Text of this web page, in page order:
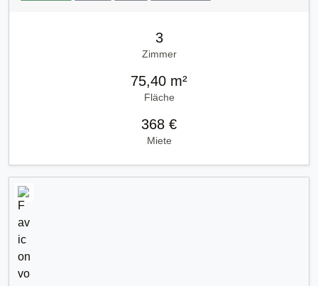
3
Zimmer
75,40 m²
Fläche
368 €
Miete